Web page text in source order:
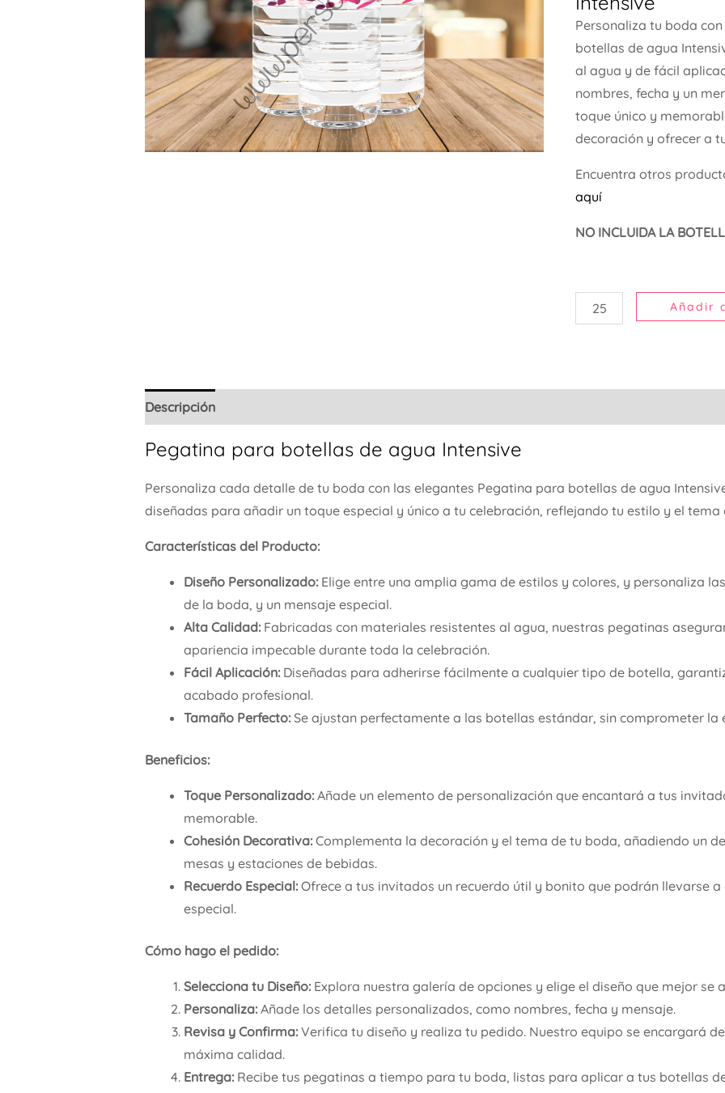
Personaliza tu boda
botellas de agua
al agua y de fácil
nombres, fecha y un
toque único y
decoración y ofrecer a
Encuentra otros
aquí
NO INCLUIDA LA
Añadir
Descripción
Pegatina para botellas de agua Intensive
Personaliza cada detalle de tu boda con las elegantes Pegatina para botellas de agua
diseñadas para añadir un toque especial y único a tu celebración, reflejando tu estilo y el tema
Características del Producto:
Diseño Personalizado:Elige entre una amplia gama de estilos y colores, y personaliza
de la boda, y un mensaje especial.
Alta Calidad:Fabricadas con materiales resistentes al agua, nuestras pegatinas
apariencia impecable durante toda la celebración.
Fácil Aplicación:Diseñadas para adherirse fácilmente a cualquier tipo de botella,
acabado profesional.
Tamaño Perfecto:Se ajustan perfectamente a las botellas estándar, sin comprometer la
Beneficios:
Toque Personalizado:Añade un elemento de personalización que encantará a tus
memorable.
Cohesión Decorativa:Complementa la decoración y el tema de tu boda, añadiendo un
mesas y estaciones de bebidas.
Recuerdo Especial:Ofrece a tus invitados un recuerdo útil y bonito que podrán llevarse
especial.
Cómo hago el pedido:
Selecciona tu Diseño:Explora nuestra galería de opciones y elige el diseño que mejor se
Personaliza:Añade los detalles personalizados, como nombres, fecha y mensaje.
Revisa y Confirma:Verifica tu diseño y realiza tu pedido. Nuestro equipo se encargará
máxima calidad.
Entrega:Recibe tus pegatinas a tiempo para tu boda, listas para aplicar a tus botellas